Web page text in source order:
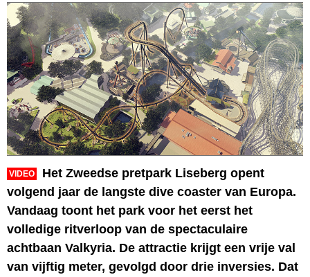
VIDEO
Het Zweedse pretpark Liseberg opent
volgend jaar de langste dive coaster van Europa.
Vandaag toont het park voor het eerst het
volledige ritverloop van de spectaculaire
achtbaan Valkyria. De attractie krijgt een vrije val
van vijftig meter, gevolgd door drie inversies. Dat